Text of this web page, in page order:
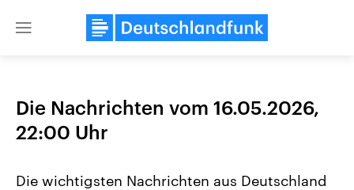
Close
Die Nachrichten vom 16.05.2026,
22:00 Uhr
Die wichtigsten Nachrichten aus Deutschland